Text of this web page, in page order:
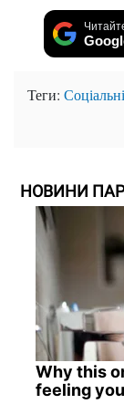
Теги:
НОВИНИ
Why this
feeling